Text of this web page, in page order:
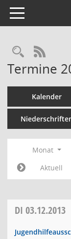
Toggle navigation
RSS-
Termine
Kalender
Monat
Aktuell
DI 03.12.2013